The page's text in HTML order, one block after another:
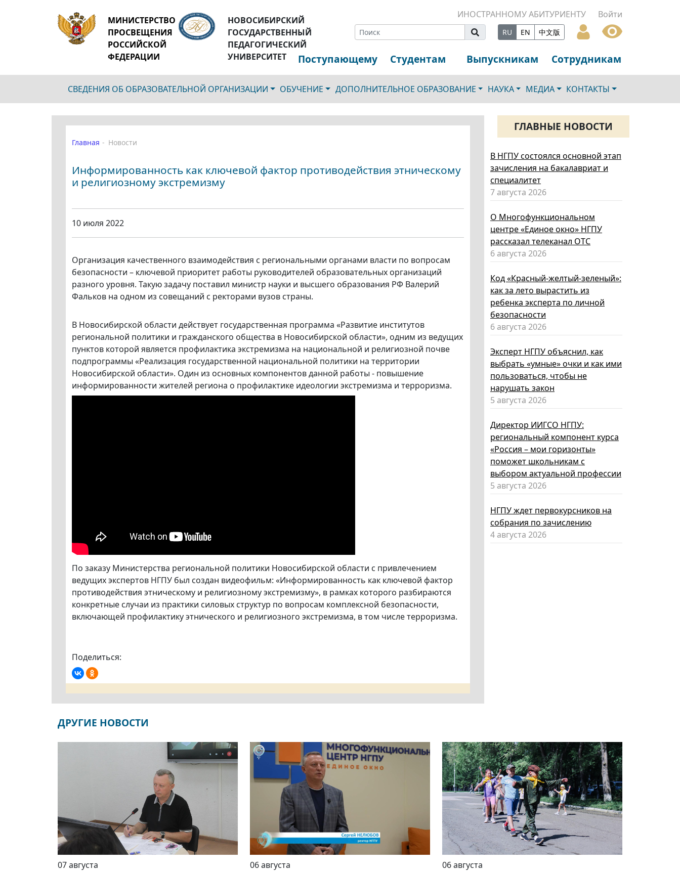
МИНИСТЕРСТВО
ПРОСВЕЩЕНИЯ
РОССИЙСКОЙ
ФЕДЕРАЦИИ
НОВОСИБИРСКИЙ
ГОСУДАРСТВЕННЫЙ
ПЕДАГОГИЧЕСКИЙ
УНИВЕРСИТЕТ
ИНОСТРАННОМУ АБИТУРИЕНТУ Войти
RU EN 中文版
Поступающему Студентам Выпускникам Сотрудникам
СВЕДЕНИЯ ОБ ОБРАЗОВАТЕЛЬНОЙ ОРГАНИЗАЦИИ ОБУЧЕНИЕ ДОПОЛНИТЕЛЬНОЕ ОБРАЗОВАНИЕ НАУКА МЕДИА КОНТАКТЫ
Главная Новости
Информированность как ключевой фактор противодействия этническому
и религиозному экстремизму
10 июля 2022
Организация качественного взаимодействия с региональными органами власти по вопросам
безопасности – ключевой приоритет работы руководителей образовательных организаций
разного уровня. Такую задачу поставил министр науки и высшего образования РФ Валерий
Фальков на одном из совещаний с ректорами вузов страны.
В Новосибирской области действует государственная программа «Развитие институтов
региональной политики и гражданского общества в Новосибирской области», одним из ведущих
пунктов которой является профилактика экстремизма на национальной и религиозной почве
подпрограммы «Реализация государственной национальной политики на территории
Новосибирской области». Один из основных компонентов данной работы - повышение
информированности жителей региона о профилактике идеологии экстремизма и терроризма.
По заказу Министерства региональной политики Новосибирской области с привлечением
ведущих экспертов НГПУ был создан видеофильм: «Информированность как ключевой фактор
противодействия этническому и религиозному экстремизму», в рамках которого разбираются
конкретные случаи из практики силовых структур по вопросам комплексной безопасности,
включающей профилактику этнического и религиозного экстремизма, в том числе терроризма.
Поделиться:
ГЛАВНЫЕ НОВОСТИ
В НГПУ состоялся основной этап
зачисления на бакалавриат и
специалитет
7 августа 2026
О Многофункциональном
центре «Единое окно» НГПУ
рассказал телеканал ОТС
6 августа 2026
Код «Красный-желтый-зеленый»:
как за лето вырастить из
ребенка эксперта по личной
безопасности
6 августа 2026
Эксперт НГПУ объяснил, как
выбрать «умные» очки и как ими
пользоваться, чтобы не
нарушать закон
5 августа 2026
Директор ИИГСО НГПУ:
региональный компонент курса
«Россия – мои горизонты»
поможет школьникам с
выбором актуальной профессии
5 августа 2026
НГПУ ждет первокурсников на
собрания по зачислению
4 августа 2026
ДРУГИЕ НОВОСТИ
07 августа 06 августа 06 августа